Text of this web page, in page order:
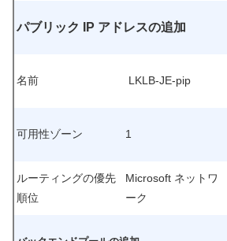
パブリック IP アドレスの追加
名前 LKLB-JE-pip
可用性ゾーン 1
ルーティングの優先
順位
Microsoft ネットワ
ーク